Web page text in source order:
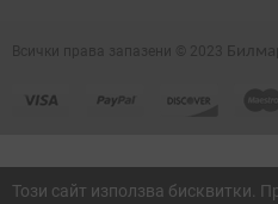
Този сайт използва бисквитки.